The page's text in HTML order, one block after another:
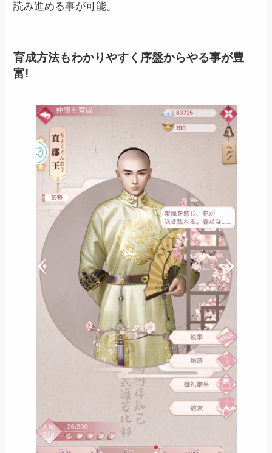
読み進める事が可能。
育成方法もわかりやすく序盤からやる事が豊
富!